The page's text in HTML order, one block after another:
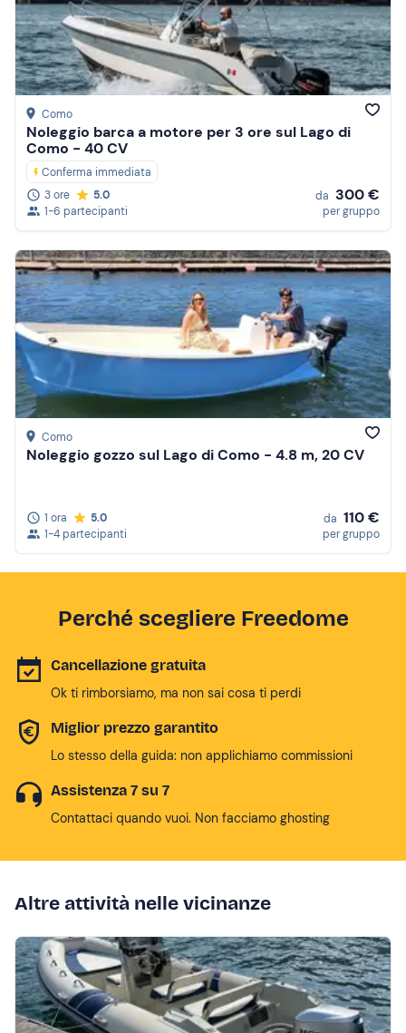
Como
Noleggio barca a motore per 3 ore sul Lago di
Como - 40 CV
Conferma immediata
3 ore
5.0
1-6 partecipanti
da 300 €
per gruppo
Como
Noleggio gozzo sul Lago di Como - 4.8 m, 20 CV
1 ora
5.0
1-4 partecipanti
da 110 €
per gruppo
Perché scegliere Freedome
Cancellazione gratuita
Ok ti rimborsiamo, ma non sai cosa ti perdi
Miglior prezzo garantito
Lo stesso della guida: non applichiamo commissioni
Assistenza 7 su 7
Contattaci quando vuoi. Non facciamo ghosting
Altre attività nelle vicinanze